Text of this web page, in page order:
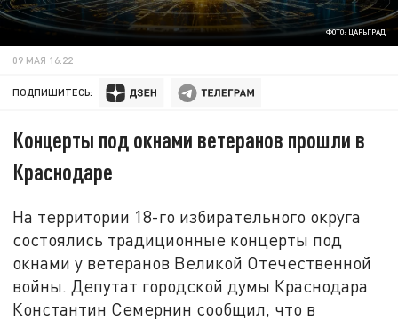
ФОТО: ЦАРЬГРАД
09 МАЯ 16:22
ПОДПИШИТЕСЬ:
Концерты под окнами ветеранов прошли в
Краснодаре
На территории 18-го избирательного округа
состоялись традиционные концерты под
окнами у ветеранов Великой Отечественной
войны. Депутат городской думы Краснодара
Константин Семернин сообщил, что в